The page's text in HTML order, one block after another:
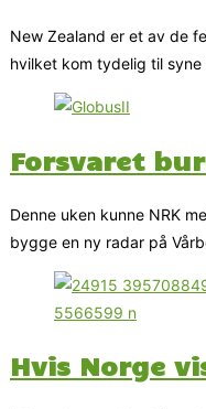
New Zealand er et av de
hvilket kom tydelig til
Forsvaret
Denne uken kunne NRK
bygge en ny radar på
Hvis Norge